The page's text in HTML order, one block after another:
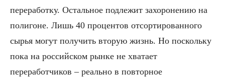
переработку. Остальное подлежит захоронению на
полигоне. Лишь 40 процентов отсортированного
сырья могут получить вторую жизнь. Но поскольку
пока на российском рынке не хватает
переработчиков – реально в повторное